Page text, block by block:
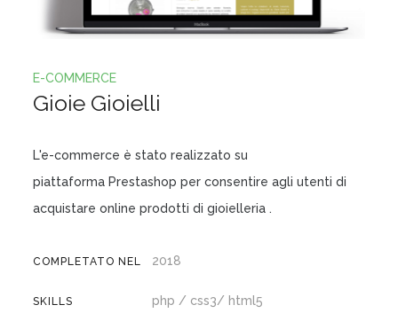
E-COMMERCE
Gioie Gioielli
L'e-commerce è stato realizzato su
piattaforma Prestashop per consentire agli utenti di
acquistare online prodotti di gioielleria .
COMPLETATO NEL 2018
SKILLS php / css3/ html5